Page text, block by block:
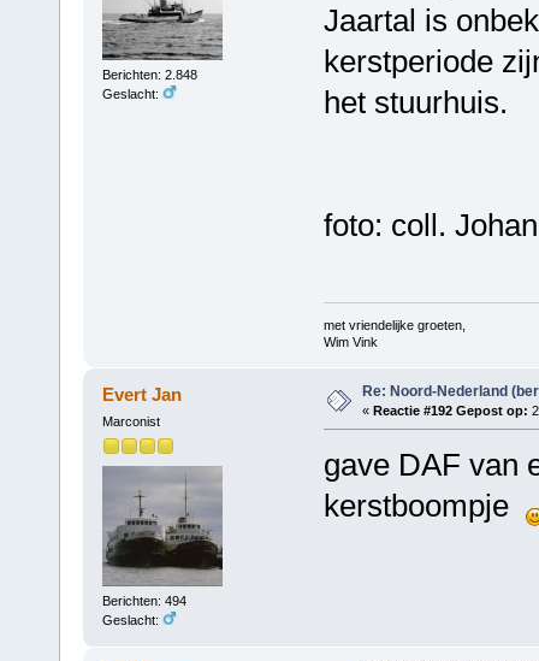
Berichten: 2.848
Geslacht:
Jaartal is
kerstperiode
het stuurhuis.
foto: coll.
met vriendelijke groeten,
Wim Vink
Evert Jan
Marconist
Berichten: 494
Geslacht:
Re: Noord-Nederland
« Reactie #192 Gepost op:
gave DAF van
kerstboompje